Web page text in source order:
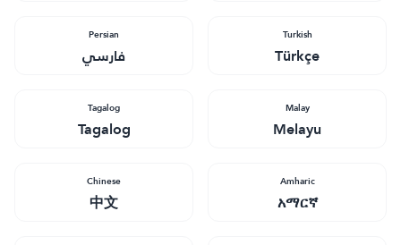
Persian
فارسي
Turkish
Türkçe
Tagalog
Tagalog
Malay
Melayu
Chinese
中文
Amharic
አማርኛ